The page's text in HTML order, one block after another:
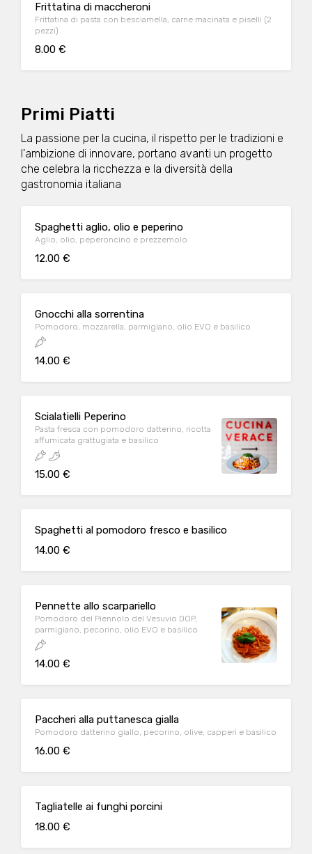
Frittatina di maccheroni
Frittatina di pasta con besciamella, carne macinata e piselli (2
pezzi)
8.00 €
Primi Piatti
La passione per la cucina, il rispetto per le tradizioni e
l'ambizione di innovare, portano avanti un progetto
che celebra la ricchezza e la diversità della
gastronomia italiana
Spaghetti aglio, olio e peperino
Aglio, olio, peperoncino e prezzemolo
12.00 €
Gnocchi alla sorrentina
Pomodoro, mozzarella, parmigiano, olio EVO e basilico
14.00 €
Scialatielli Peperino
Pasta fresca con pomodoro datterino, ricotta
affumicata grattugiata e basilico
15.00 €
Spaghetti al pomodoro fresco e basilico
14.00 €
Pennette allo scarpariello
Pomodoro del Piennolo del Vesuvio DOP,
parmigiano, pecorino, olio EVO e basilico
14.00 €
Paccheri alla puttanesca gialla
Pomodoro datterino giallo, pecorino, olive, capperi e basilico
16.00 €
Tagliatelle ai funghi porcini
18.00 €